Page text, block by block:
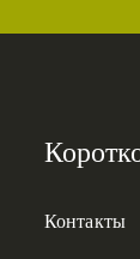
Контакты